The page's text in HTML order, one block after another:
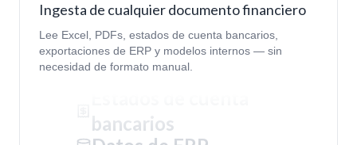
Ingesta de cualquier documento financiero
Lee Excel, PDFs, estados de cuenta bancarios,
exportaciones de ERP y modelos internos — sin
necesidad de formato manual.
Excel y CSVs
PDFs financieros
Estados de cuenta